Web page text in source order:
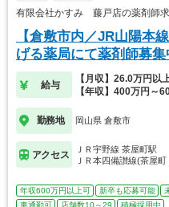
有限会社かすみ 藤戸店の薬剤師求
【倉敷市内／JR山陽本
げる薬局にて薬剤師募集
給与
【月収】26.0万円以
【年収】400万円～
勤務地 岡山県 倉敷市
アクセス
ＪＲ宇野線 茶屋町駅
ＪＲ本四備讃線(茶屋
年収600万円以上可 新卒も応募可能
車通勤可
店舗数10～29 積極採用中